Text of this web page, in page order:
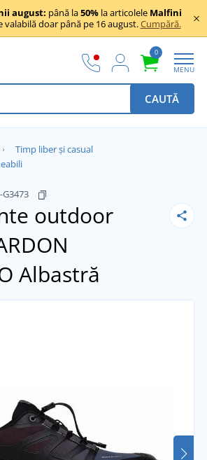
august: până la50% la articolele Malfini
valabilă doar până pe 16 august.Cumpără.
0
MENU
CAUTĂ
Timp liber și casual
G3473
outdoor
Albastră